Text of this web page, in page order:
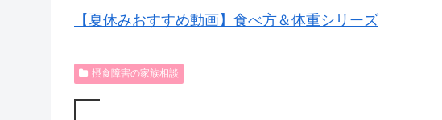
【夏休みおすすめ動画】食べ方＆体重シリーズ
摂食障害の家族相談